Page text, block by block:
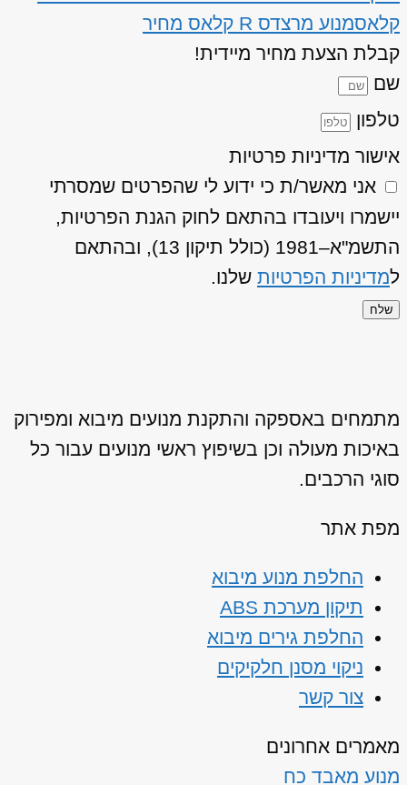
קלאסמנוע מרצדס R קלאס מחיר
קבלת הצעת מחיר מיידית!
שם
טלפון
אישור מדיניות פרטיות
אני מאשר/ת כי ידוע לי שהפרטים שמסרתי
יישמרו ויעובדו בהתאם לחוק הגנת הפרטיות,
התשמ"א–1981 (כולל תיקון 13), ובהתאם
למדיניות הפרטיות שלנו.
שלח
מתמחים באספקה והתקנת מנועים מיבוא ומפירוק
באיכות מעולה וכן בשיפוץ ראשי מנועים עבור כל
סוגי הרכבים.
מפת אתר
החלפת מנוע מיבוא
תיקון מערכת ABS
החלפת גירים מיבוא
ניקוי מסנן חלקיקים
צור קשר
מאמרים אחרונים
מנוע מאבד כח